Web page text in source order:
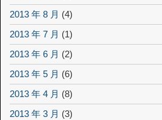
2013 年 8 月 (4)
2013 年 7 月 (1)
2013 年 6 月 (2)
2013 年 5 月 (6)
2013 年 4 月 (8)
2013 年 3 月 (3)